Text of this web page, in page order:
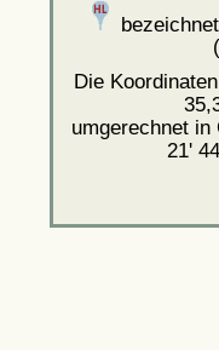
Die
umgerechnet in
21'